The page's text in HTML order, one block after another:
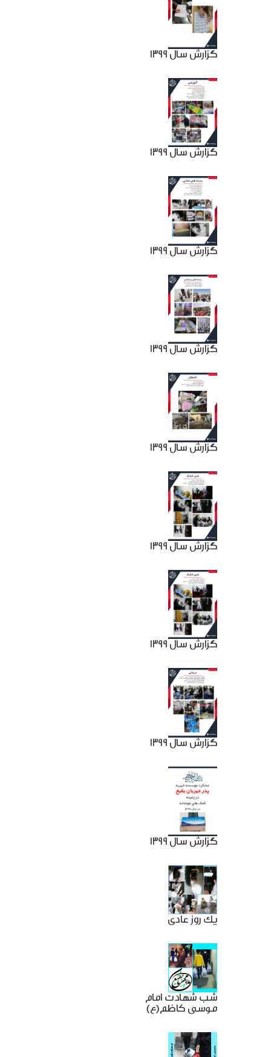
گزارش سال 1399
گزارش سال 1399
گزارش سال 1399
گزارش سال 1399
گزارش سال 1399
گزارش سال 1399
گزارش سال 1399
گزارش سال 1399
گزارش سال 1399
یک روز عادی
شب شهادت امام
موسی کاظم(ع)